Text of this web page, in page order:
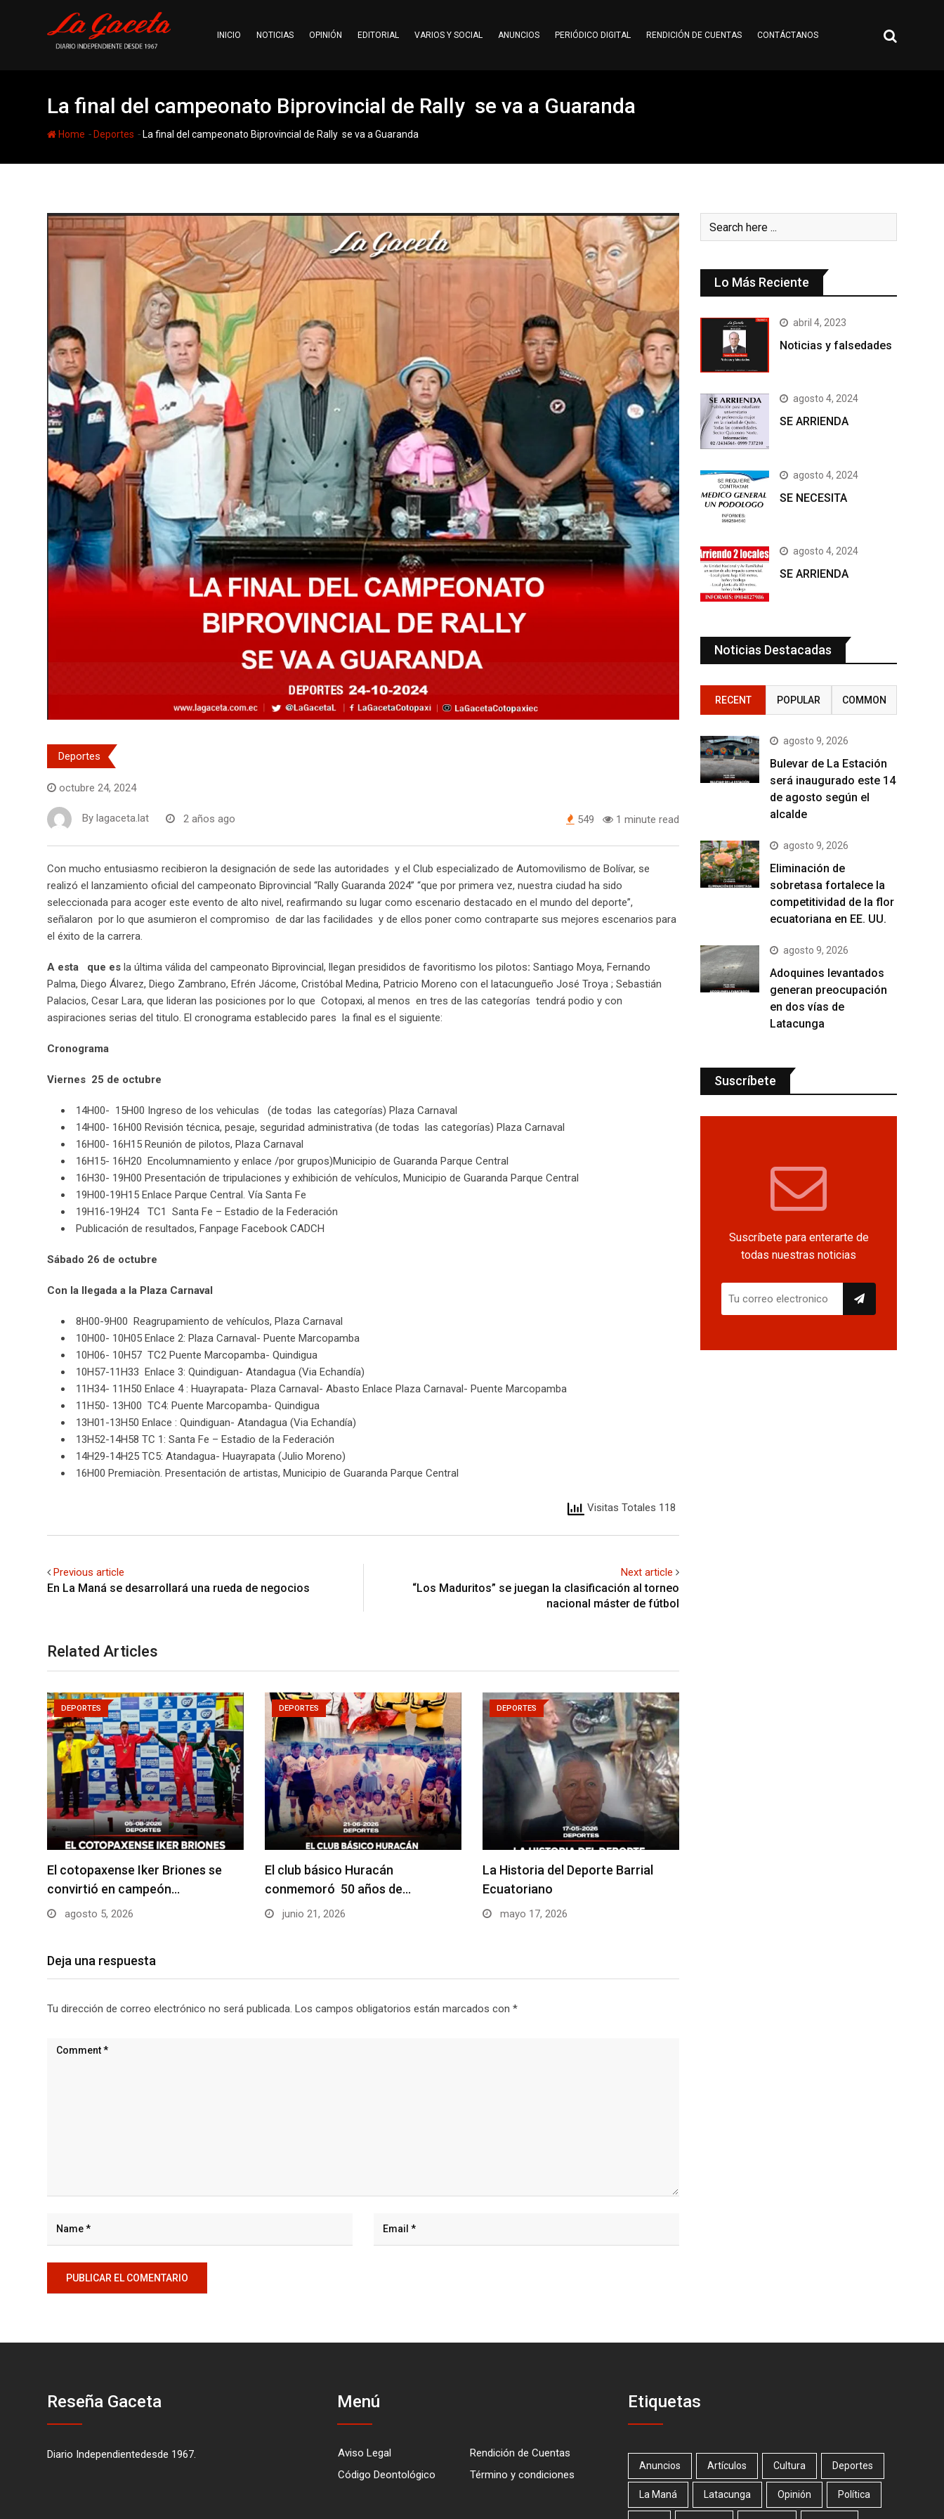
INICIO NOTICIAS OPINIÓN EDITORIAL VARIOS Y SOCIAL ANUNCIOS PERIÓDICO DIGITAL RENDICIÓN DE CUENTAS CONTÁCTANOS
La final del campeonato Biprovincial de Rally se va a Guaranda
Home - Deportes - La final del campeonato Biprovincial de Rally se va a Guaranda
Deportes
octubre 24, 2024
By lagaceta.lat 2 años ago 549 1 minute read
Con mucho entusiasmo recibieron la designación de sede las autoridades y el Club especializado de Automovilismo de Bolívar, se
realizó el lanzamiento oficial del campeonato Biprovincial “Rally Guaranda 2024” “que por primera vez, nuestra ciudad ha sido
seleccionada para acoger este evento de alto nivel, reafirmando su lugar como escenario destacado en el mundo del deporte”,
señalaron por lo que asumieron el compromiso de dar las facilidades y de ellos poner como contraparte sus mejores escenarios para
el éxito de la carrera.
A esta que es la última válida del campeonato Biprovincial, llegan presididos de favoritismo los pilotos: Santiago Moya, Fernando
Palma, Diego Álvarez, Diego Zambrano, Efrén Jácome, Cristóbal Medina, Patricio Moreno con el latacungueño José Troya ; Sebastián
Palacios, Cesar Lara, que lideran las posiciones por lo que Cotopaxi, al menos en tres de las categorías tendrá podio y con
aspiraciones serias del titulo. El cronograma establecido pares la final es el siguiente:
Cronograma
Viernes 25 de octubre
14H00- 15H00 Ingreso de los vehiculas (de todas las categorías) Plaza Carnaval
14H00- 16H00 Revisión técnica, pesaje, seguridad administrativa (de todas las categorías) Plaza Carnaval
16H00- 16H15 Reunión de pilotos, Plaza Carnaval
16H15- 16H20 Encolumnamiento y enlace /por grupos)Municipio de Guaranda Parque Central
16H30- 19H00 Presentación de tripulaciones y exhibición de vehículos, Municipio de Guaranda Parque Central
19H00-19H15 Enlace Parque Central. Vía Santa Fe
19H16-19H24 TC1 Santa Fe – Estadio de la Federación
Publicación de resultados, Fanpage Facebook CADCH
Sábado 26 de octubre
Con la llegada a la Plaza Carnaval
8H00-9H00 Reagrupamiento de vehículos, Plaza Carnaval
10H00- 10H05 Enlace 2: Plaza Carnaval- Puente Marcopamba
10H06- 10H57 TC2 Puente Marcopamba- Quindigua
10H57-11H33 Enlace 3: Quindiguan- Atandagua (Via Echandía)
11H34- 11H50 Enlace 4 : Huayrapata- Plaza Carnaval- Abasto Enlace Plaza Carnaval- Puente Marcopamba
11H50- 13H00 TC4: Puente Marcopamba- Quindigua
13H01-13H50 Enlace : Quindiguan- Atandagua (Via Echandía)
13H52-14H58 TC 1: Santa Fe – Estadio de la Federación
14H29-14H25 TC5: Atandagua- Huayrapata (Julio Moreno)
16H00 Premiaciòn. Presentación de artistas, Municipio de Guaranda Parque Central
Visitas Totales 118
Previous article
En La Maná se desarrollará una rueda de negocios
Next article
“Los Maduritos” se juegan la clasificación al torneo
nacional máster de fútbol
Related Articles
DEPORTES
El cotopaxense Iker Briones se
convirtió en campeón…
agosto 5, 2026
DEPORTES
El club básico Huracán
conmemoró 50 años de…
junio 21, 2026
DEPORTES
La Historia del Deporte Barrial
Ecuatoriano
mayo 17, 2026
Deja una respuesta
Tu dirección de correo electrónico no será publicada. Los campos obligatorios están marcados con *
Lo Más Reciente
abril 4, 2023
Noticias y falsedades
agosto 4, 2024
SE ARRIENDA
agosto 4, 2024
SE NECESITA
agosto 4, 2024
SE ARRIENDA
Noticias Destacadas
RECENT POPULAR COMMON
agosto 9, 2026
Bulevar de La Estación
será inaugurado este 14
de agosto según el
alcalde
agosto 9, 2026
Eliminación de
sobretasa fortalece la
competitividad de la flor
ecuatoriana en EE. UU.
agosto 9, 2026
Adoquines levantados
generan preocupación
en dos vías de
Latacunga
Suscríbete
Suscríbete para enterarte de
todas nuestras noticias
Reseña Gaceta
Diario Independientedesde 1967.
Menú
Aviso Legal
Rendición de Cuentas
Código Deontológico
Término y condiciones
Etiquetas
Anuncios Artículos Cultura Deportes
La Maná Latacunga Opinión Política